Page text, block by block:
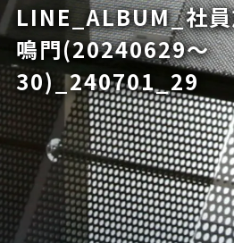
LINE_ALBUM_社
鳴門(20240629〜
30)_240701_29